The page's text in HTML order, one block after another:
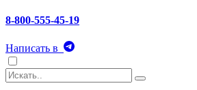
8-800-555-45-19
Написать в